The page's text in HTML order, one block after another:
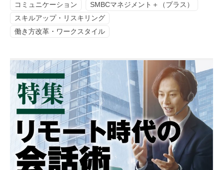
コミュニケーション
SMBCマネジメント＋（プラス）
スキルアップ・リスキリング
働き方改革・ワークスタイル